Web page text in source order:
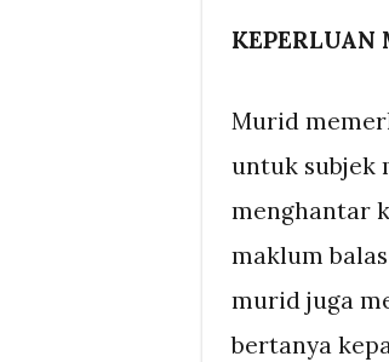
KEPERLUAN
Murid
untuk subjek
menghantar
maklum
murid juga
bertanya